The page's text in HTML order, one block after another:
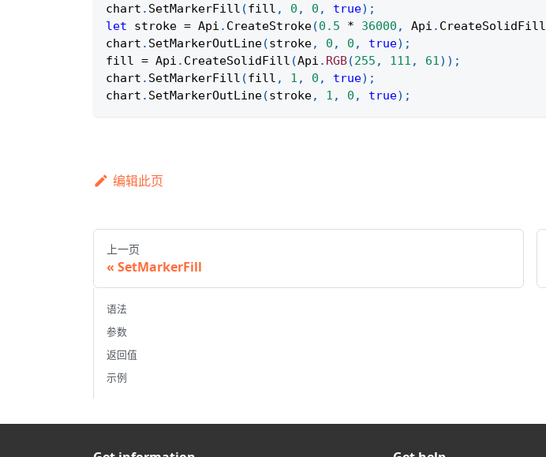
chart . SetMarkerFill (fill , 0 , 0 , true) ;
let stroke = Api . CreateStroke(0.5 * 36000 , Api . CreateSolidFill
chart . SetMarkerOutLine(stroke, 0 , 0 , true) ;
fill = Api . CreateSolidFill (Api . RGB(255 , 111 , 61) ) ;
chart . SetMarkerFill (fill , 1 , 0 , true) ;
chart . SetMarkerOutLine(stroke, 1 , 0 , true) ;
编辑此页
上一页
SetMarkerFill
语法
参数
返回值
示例